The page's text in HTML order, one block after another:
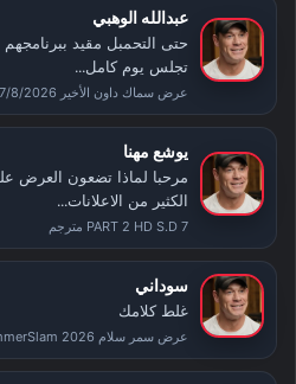
عبدالله الوهبي
حتى التحمبل مقيد
تجلس يوم كامل...
عرض سماك داون الأخير 7/8/2026 كامل مترجم
يوشع مهنا
الكثير من الاعلانات...
PART 2 HD S.D 7 مترجم
سوداني
غلط كلامك
عرض سمر سلام SummerSlam 2026 الليلة الأولى كامل مترجم